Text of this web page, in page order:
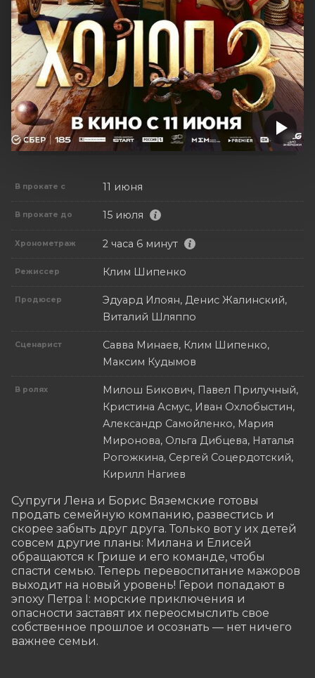
В прокате с 11 июня
В прокате до 15 июля
Хронометраж 2 часа 6 минут
Режиссер Клим Шипенко
Продюсер
Эдуард Илоян, Денис Жалинский,
Виталий Шляппо
Сценарист
Савва Минаев, Клим Шипенко,
Максим Кудымов
В ролях
Милош Бикович, Павел Прилучный,
Кристина Асмус, Иван Охлобыстин,
Александр Самойленко, Мария
Миронова, Ольга Дибцева, Наталья
Рогожкина, Сергей Соцердотский,
Кирилл Нагиев
Супруги Лена и Борис Вяземские готовы
продать семейную компанию, развестись и
скорее забыть друг друга. Только вот у их детей
совсем другие планы: Милана и Елисей
обращаются к Грише и его команде, чтобы
спасти семью. Теперь перевоспитание мажоров
выходит на новый уровень! Герои попадают в
эпоху Петра I: морские приключения и
опасности заставят их переосмыслить свое
собственное прошлое и осознать — нет ничего
важнее семьи.